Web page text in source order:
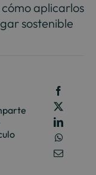
cómo aplicarlos
sostenible